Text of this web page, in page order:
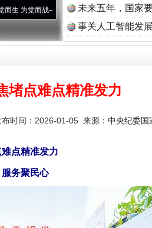
战——百年“纪”事⑧加强纪律..·[视频] 牢记初
未来五年，国家
事关人工智能发
堵点难点精准发力
布时间：2026-01-05 来源： 中央纪委国
点精准发力
务聚民心